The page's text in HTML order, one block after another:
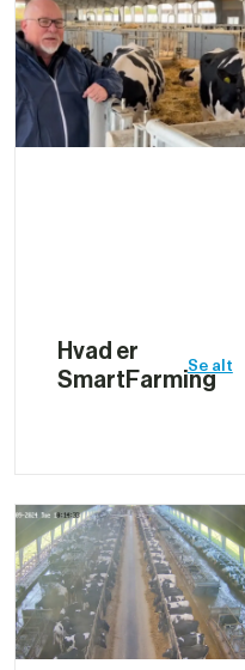
Hvad er
SmartFarming
Se alt